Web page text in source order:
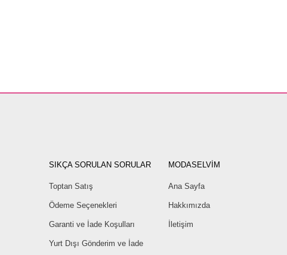
SIKÇA SORULAN SORULAR
Toptan Satış
Ödeme Seçenekleri
Garanti ve İade Koşulları
Yurt Dışı Gönderim ve İade
MODASELVİM
Ana Sayfa
Hakkımızda
İletişim